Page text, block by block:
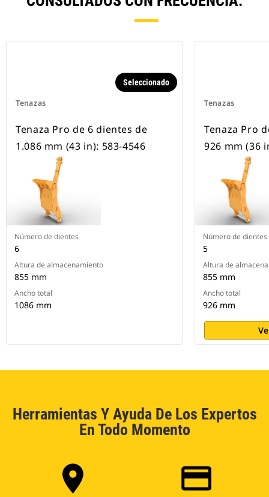
Tenazas
Seleccionado
Tenaza Pro de 6 dientes de
1.086 mm (43 in): 583-4546
Número de dientes
6
Altura de almacenamiento
855 mm
Ancho total
1086 mm
Tenazas
Tenaza Pro
926 mm (36
Número de dientes
5
Altura de
855 mm
Ancho total
926 mm
Herramientas Y Ayuda De Los Expertos
En Todo Momento